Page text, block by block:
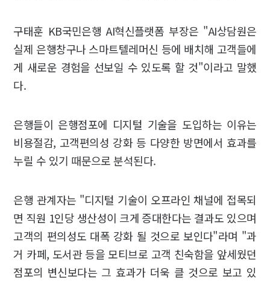
구태훈 KB국민은행 AI혁신플랫폼 부장은 "AI상담원은
실제 은행창구나 스마트텔레머신 등에 배치해 고객들에
게 새로운 경험을 선보일 수 있도록 할 것"이라고 말했
다.
은행들이 은행점포에 디지털 기술을 도입하는 이유는
비용절감, 고객편의성 강화 등 다양한 방면에서 효과를
누릴 수 있기 때문으로 분석된다.
은행 관계자는 "디지털 기술이 오프라인 채널에 접목되
면 직원 1인당 생산성이 크게 증대한다는 결과도 있으며
고객의 편의성도 대폭 강화 될 것으로 보인다"라며 "과
거 카페, 도서관 등을 모티브로 고객 친숙함을 앞세웠던
점포의 변신보다는 그 효과가 더욱 클 것으로 보고 있